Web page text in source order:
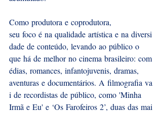
Como produtora e coprodutora,
seu foco é na qualidade artística e na diversi
dade de conteúdo, levando ao público o
que há de melhor no cinema brasileiro: com
édias, romances, infantojuvenis, dramas,
aventuras e documentários. A filmografia va
i de recordistas de público, como 'Minha
Irmã e Eu' e ‘Os Farofeiros 2’, duas das mai